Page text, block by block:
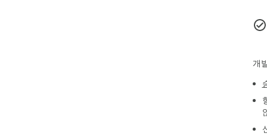
-
-
-
-
개